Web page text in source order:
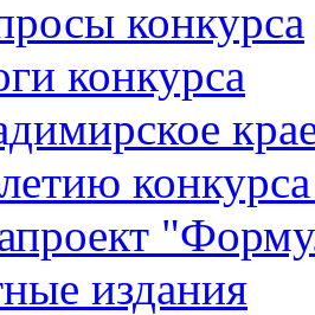
конкурса
конкурса
издания